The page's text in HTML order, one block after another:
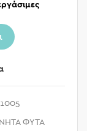
ΦΥΤΑ